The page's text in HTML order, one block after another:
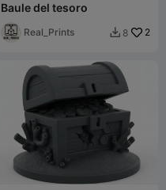
Baule del tesoro
Real_Prints  8 2